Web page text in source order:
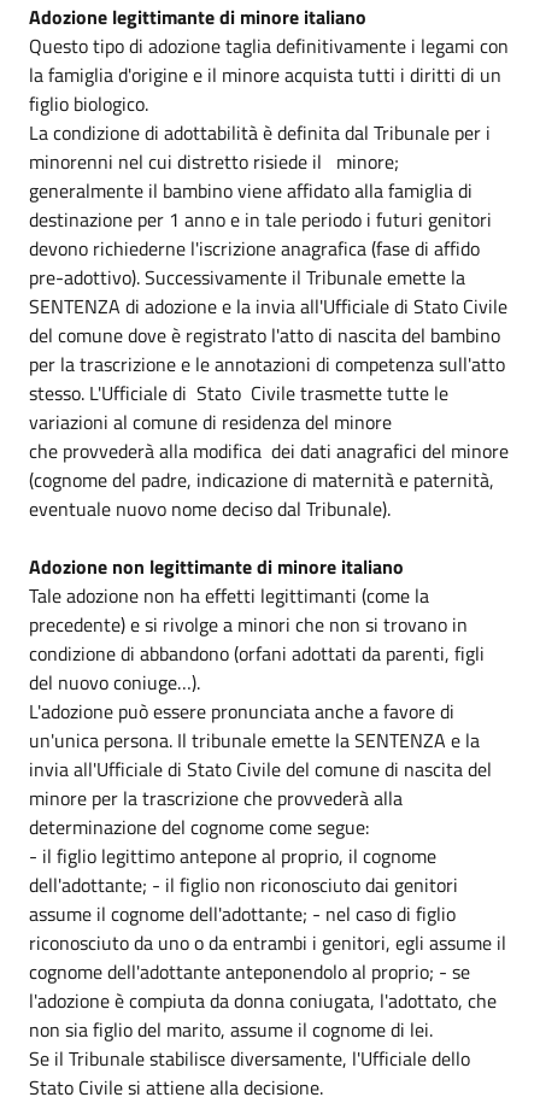
Adozione legittimante di minore italiano
Questo tipo di adozione taglia definitivamente i legami con
la famiglia d'origine e il minore acquista tutti i diritti di un
figlio biologico.
La condizione di adottabilità è definita dal Tribunale per i
minorenni nel cui distretto risiede il minore;
generalmente il bambino viene affidato alla famiglia di
destinazione per 1 anno e in tale periodo i futuri genitori
devono richiederne l'iscrizione anagrafica (fase di affido
pre-adottivo). Successivamente il Tribunale emette la
SENTENZA di adozione e la invia all'Ufficiale di Stato Civile
del comune dove è registrato l'atto di nascita del bambino
per la trascrizione e le annotazioni di competenza sull'atto
stesso. L'Ufficiale di Stato Civile trasmette tutte le
variazioni al comune di residenza del minore
che provvederà alla modifica dei dati anagrafici del minore
(cognome del padre, indicazione di maternità e paternità,
eventuale nuovo nome deciso dal Tribunale).
Adozione non legittimante di minore italiano
Tale adozione non ha effetti legittimanti (come la
precedente) e si rivolge a minori che non si trovano in
condizione di abbandono (orfani adottati da parenti, figli
del nuovo coniuge…).
L'adozione può essere pronunciata anche a favore di
un'unica persona. Il tribunale emette la SENTENZA e la
invia all'Ufficiale di Stato Civile del comune di nascita del
minore per la trascrizione che provvederà alla
determinazione del cognome come segue:
- il figlio legittimo antepone al proprio, il cognome
dell'adottante; - il figlio non riconosciuto dai genitori
assume il cognome dell'adottante; - nel caso di figlio
riconosciuto da uno o da entrambi i genitori, egli assume il
cognome dell'adottante anteponendolo al proprio; - se
l'adozione è compiuta da donna coniugata, l'adottato, che
non sia figlio del marito, assume il cognome di lei.
Se il Tribunale stabilisce diversamente, l'Ufficiale dello
Stato Civile si attiene alla decisione.